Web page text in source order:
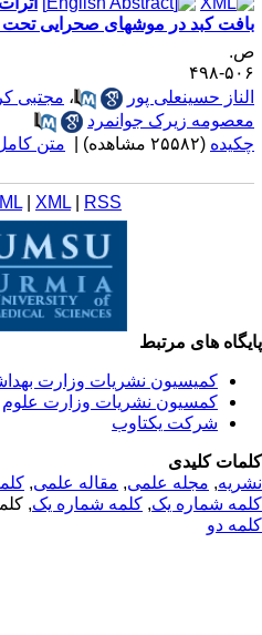
کبد در موشهای صحرایی تحت
۴۹۸
حسینعلی پور
،مجتبی
زیرک جوانمرد
(۲۵۵۸۲ مشاهده) | متن کامل (PDF)
|XML |RSS
های مرتبط
کمیسیون نشریات وزارت
کمسیون نشریات وزارت علوم
شرکت یکتاوب
کلیدی
,مجله علمی, مقاله علمی,
شماره یک,کلمه شماره یک,
دو